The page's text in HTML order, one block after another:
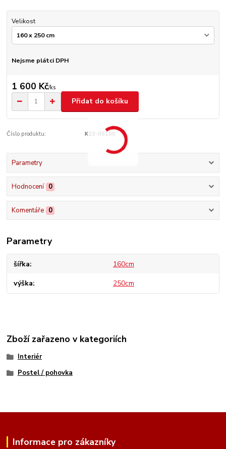
Velikost
Nejsme plátci DPH
1 600 Kč/ks
Přidat do košíku
Číslo produktu: K23-00100
Parametry
Hodnocení 0
Komentáře 0
Parametry
šířka 160cm
výška 250cm
Zboží zařazeno v kategoriích
Interiér
Postel / pohovka
Informace pro zákazníky